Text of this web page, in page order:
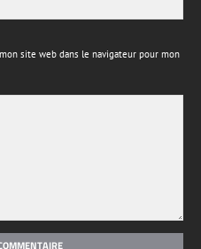
site web dans le navigateur pour mon